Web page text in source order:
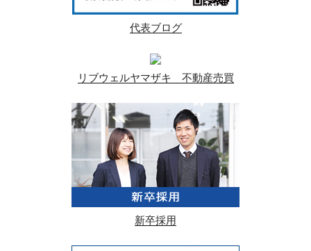
代表ブログ
リブウェルヤマザキ 不動産売買
新卒採用